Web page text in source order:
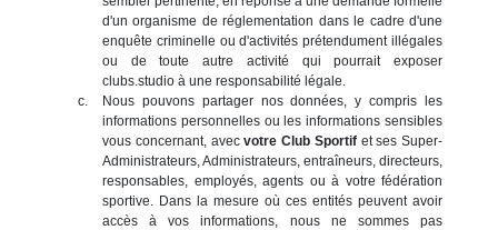
d'un organisme de réglementation dans le cadre d'une
enquête criminelle ou d'activités prétendument illégales
ou de toute autre activité qui pourrait exposer
clubs.studio à une responsabilité légale.
Nous pouvons partager nos données, y compris les
informations personnelles ou les informations sensibles
vous concernant, avecvotre Club Sportifet ses Super-
Administrateurs, Administrateurs, entraîneurs, directeurs,
responsables, employés, agents ou à votre fédération
sportive. Dans la mesure où ces entités peuvent avoir
accès à vos informations, nous ne sommes pas